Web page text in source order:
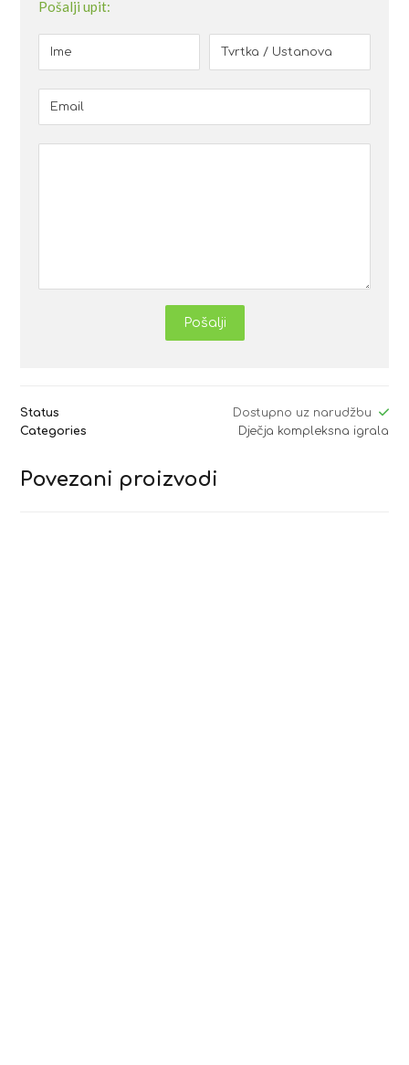
Pošalji upit:
Pošalji
Status
Dostupno uz narudžbu
Categories
Dječja kompleksna igrala
Povezani proizvodi